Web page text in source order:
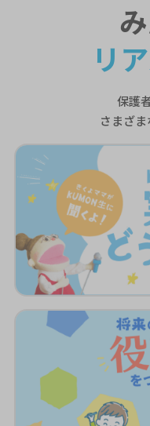
リ
保護
さまざま